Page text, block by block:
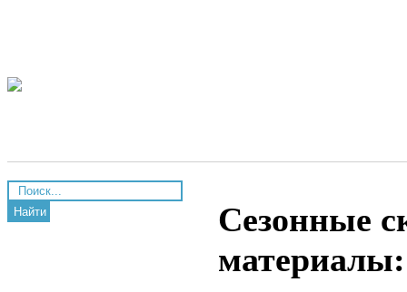
Найти
Сезонные
материалы: